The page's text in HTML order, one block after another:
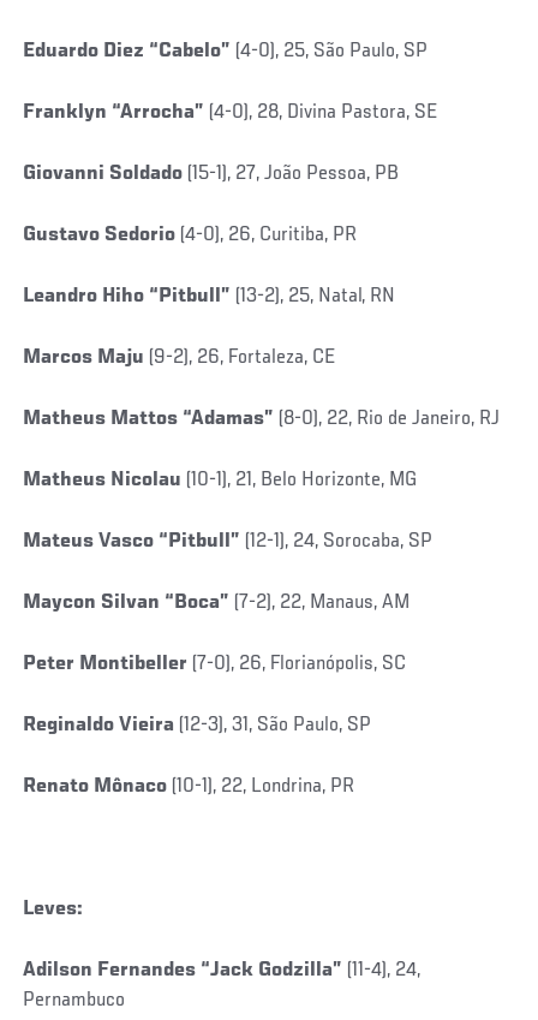
Eduardo Diez “Cabelo” (4-0), 25, São Paulo, SP
Franklyn “Arrocha” (4-0), 28, Divina Pastora, SE
Giovanni Soldado (15-1), 27, João Pessoa, PB
Gustavo Sedorio (4-0), 26, Curitiba, PR
Leandro Hiho “Pitbull” (13-2), 25, Natal, RN
Marcos Maju (9-2), 26, Fortaleza, CE
Matheus Mattos “Adamas” (8-0), 22, Rio de Janeiro, RJ
Matheus Nicolau (10-1), 21, Belo Horizonte, MG
Mateus Vasco “Pitbull” (12-1), 24, Sorocaba, SP
Maycon Silvan “Boca” (7-2), 22, Manaus, AM
Peter Montibeller (7-0), 26, Florianópolis, SC
Reginaldo Vieira (12-3), 31, São Paulo, SP
Renato Mônaco (10-1), 22, Londrina, PR
Leves:
Adilson Fernandes “Jack Godzilla” (11-4), 24,
Pernambuco